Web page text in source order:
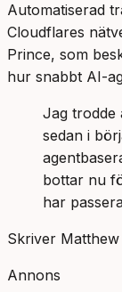
Automatiserad
Cloudflares
Prince, som
hur snabbt AI-
Jag trodde
sedan i
bottar nu
har
Skriver
Annons